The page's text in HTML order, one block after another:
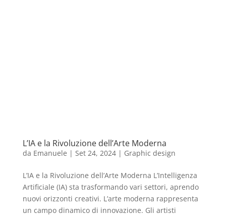
L’IA e la Rivoluzione dell’Arte Moderna
da Emanuele | Set 24, 2024| Graphic design
L’IA e la Rivoluzione dell’Arte Moderna L’Intelligenza
Artificiale (IA) sta trasformando vari settori, aprendo
nuovi orizzonti creativi. L’arte moderna rappresenta
un campo dinamico di innovazione. Gli artisti